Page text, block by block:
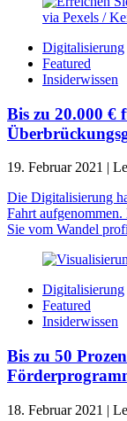
Digitalisierung
Featured
Insiderwissen
Bis zu 20.000 €
19. Februar 2021 |
Die Digitalisierung
Fahrt
Sie vom Wandel
Digitalisierung
Featured
Insiderwissen
Bis zu 50
18. Februar 2021 |